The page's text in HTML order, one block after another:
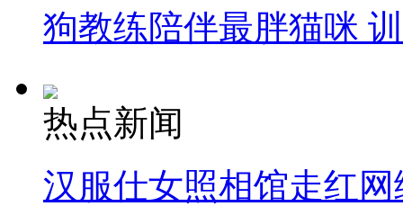
狗教练陪伴最胖猫咪
热点新闻
汉服仕女照相馆走红网